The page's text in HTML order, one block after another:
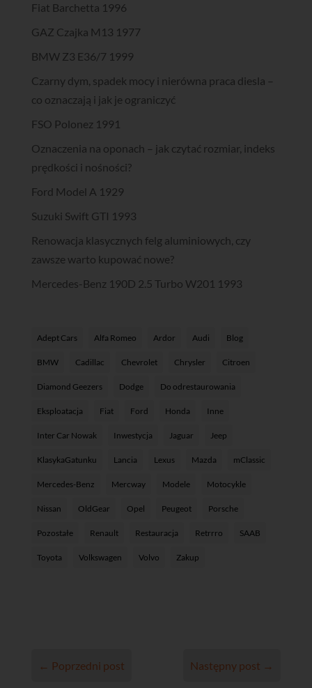
Fiat Barchetta 1996
GAZ Czajka M13 1977
BMW Z3 E36/7 1999
Czarny dym, spadek mocy i nierówna praca diesla –
co oznaczają i jak je ograniczyć
FSO Polonez 1991
Oznaczenia na oponach – jak czytać rozmiar, indeks
prędkości i nośności?
Ford Model A 1929
Suzuki Swift GTI 1993
Renowacja klasycznych felg aluminiowych, czy
zawsze warto kupować nowe?
Mercedes-Benz 190D 2.5 Turbo W201 1993
Adept Cars Alfa Romeo Ardor Audi Blog
BMW Cadillac Chevrolet Chrysler Citroen
Diamond Geezers Dodge Do odrestaurowania
Eksploatacja Fiat Ford Honda Inne
Inter Car Nowak Inwestycja Jaguar Jeep
KlasykaGatunku Lancia Lexus Mazda mClassic
Mercedes-Benz Mercway Modele Motocykle
Nissan OldGear Opel Peugeot Porsche
Pozostałe Renault Restauracja Retrrro SAAB
Toyota Volkswagen Volvo Zakup
← Poprzedni post Następny post →